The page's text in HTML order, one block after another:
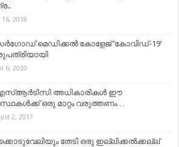
16, 2018
മെഡിക്കൽ കോളേജ് ‘കോവിഡ്-19’
6, 2020
അധികാരികള്‍ ഈ
ഒരു മാറ്റം വരുത്തണം…
2, 2017
തേടി ഒരു ഇല്ലിക്കല്‍ക്കല്ല്